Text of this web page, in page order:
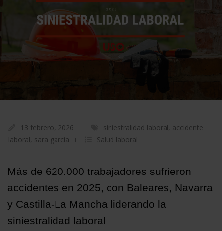
13 febrero, 2026 siniestralidad laboral, accidente
laboral, sara garcía Salud laboral
Más de 620.000 trabajadores sufrieron
accidentes en 2025, con Baleares, Navarra
y Castilla-La Mancha liderando la
siniestralidad laboral